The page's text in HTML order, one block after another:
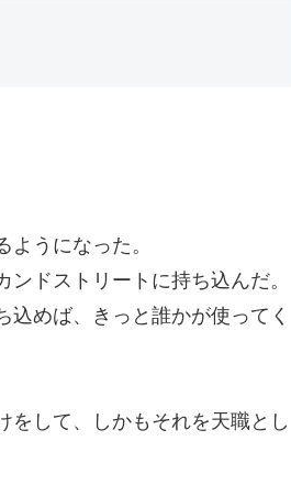
うになった。
ドストリートに持ち込んだ。
めば、きっと誰かが使ってく
をして、しかもそれを天職とし